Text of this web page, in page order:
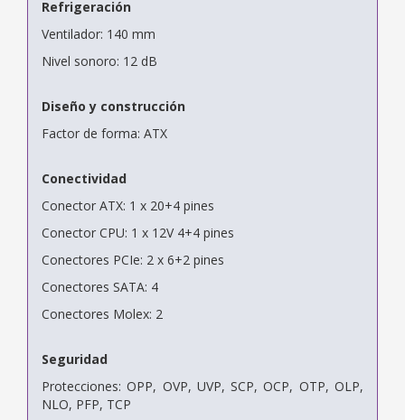
Refrigeración
Ventilador: 140 mm
Nivel sonoro: 12 dB
Diseño y construcción
Factor de forma: ATX
Conectividad
Conector ATX: 1 x 20+4 pines
Conector CPU: 1 x 12V 4+4 pines
Conectores PCIe: 2 x 6+2 pines
Conectores SATA: 4
Conectores Molex: 2
Seguridad
Protecciones: OPP, OVP, UVP, SCP, OCP, OTP, OLP,
NLO, PFP, TCP